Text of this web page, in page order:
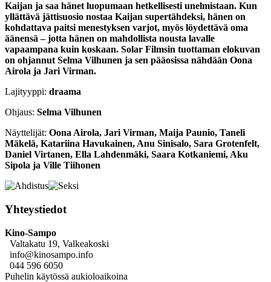
Kaijan ja saa hänet luopumaan hetkellisesti unelmistaan. Kun
yllättävä jättisuosio nostaa Kaijan supertähdeksi, hänen on
kohdattava paitsi menestyksen varjot, myös löydettävä oma
äänensä – jotta hänen on mahdollista nousta lavalle
vapaampana kuin koskaan. Solar Filmsin tuottaman elokuvan
on ohjannut Selma Vilhunen ja sen pääosissa nähdään Oona
Airola ja Jari Virman.
Lajityyppi: draama
Ohjaus: Selma Vilhunen
Näyttelijät: Oona Airola, Jari Virman, Maija Paunio, Taneli
Mäkelä, Katariina Havukainen, Anu Sinisalo, Sara Grotenfelt,
Daniel Virtanen, Ella Lahdenmäki, Saara Kotkaniemi, Aku
Sipola ja Ville Tiihonen
Yhteystiedot
Kino-Sampo
Valtakatu 19, Valkeakoski
info@kinosampo.info
044 596 6050
Puhelin käytössä aukioloaikoina